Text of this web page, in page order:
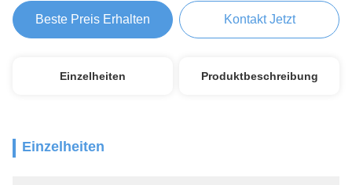
Beste Preis Erhalten Kontakt Jetzt
Einzelheiten Produktbeschreibung
Einzelheiten